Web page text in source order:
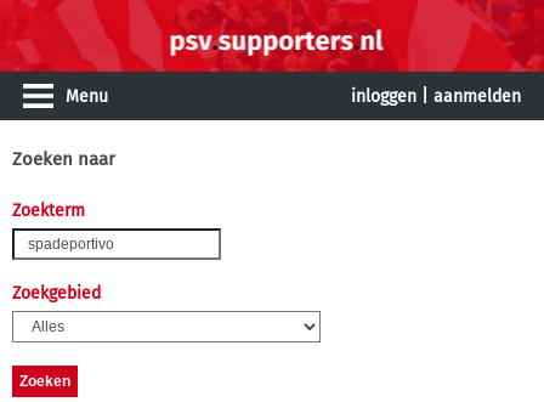
Menu inloggen aanmelden
Zoeken naar
Zoekterm
Zoekgebied